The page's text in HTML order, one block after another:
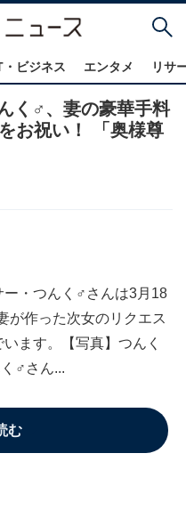
・ビジネス エンタメ リサ
く♂、妻の豪華手料
お祝い！ 「奥様尊
・つんく♂さんは3月18
が作った次女のリクエス
ます。【写真】つんく
♂さん...
む